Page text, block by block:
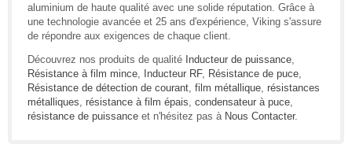
aluminium de haute qualité avec une solide réputation. Grâce à
une technologie avancée et 25 ans d'expérience, Viking s'assure
de répondre aux exigences de chaque client.
Découvrez nos produits de qualité Inducteur de puissance
Résistance à film mince
Inducteur RF, Résistance de puce
Résistance de détection de courant film métallique résistances
métalliques résistance à film épais condensateur à puce
résistance de puissance et n'hésitez pas à Nous Contacter.